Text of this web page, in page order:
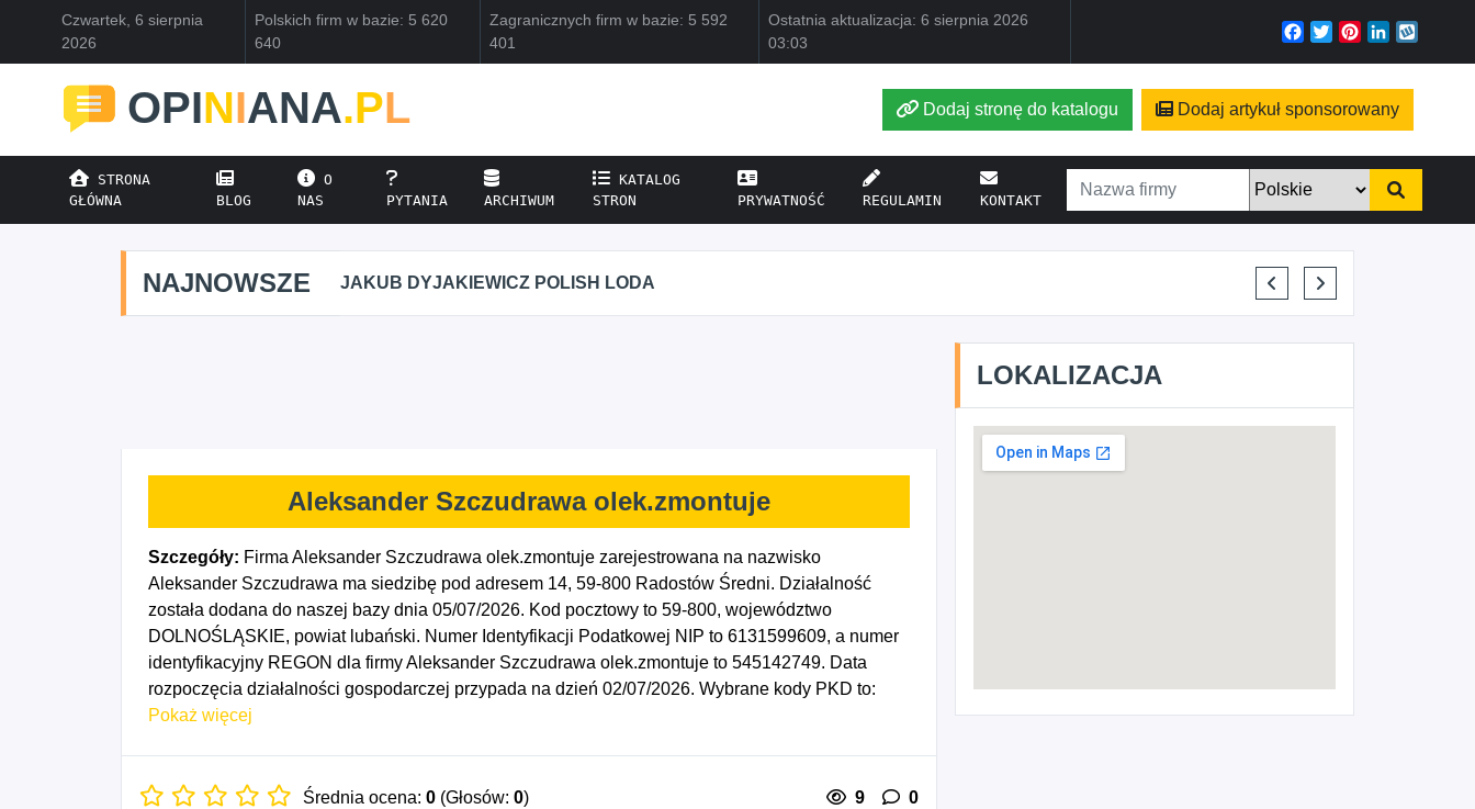
Czwartek, 6 sierpnia
2026
Polskich firm w bazie: 5 620
640
Zagranicznych firm w bazie: 5 592
401
Ostatnia aktualizacja: 6 sierpnia 2026
03:03
Facebook
TwitterPinterest
LinkedIn
OPINIANA.PL Dodaj stronę do katalogu Dodaj artykuł sponsorowany
STRONA
GŁÓWNA
BLOG
O
NAS
PYTANIA ARCHIWUM
KATALOG
STRON
PRYWATNOŚĆ REGULAMIN KONTAKT
NAJNOWSZE
JAKUB DYJAKIEWICZ POLISH LODA ELENA MAKARCHIK
Aleksander Szczudrawa olek.zmontuje
Szczegóły: Firma Aleksander Szczudrawa olek.zmontuje zarejestrowana na nazwisko
Aleksander Szczudrawa ma siedzibę pod adresem 14, 59-800 Radostów Średni. Działalność
została dodana do naszej bazy dnia 05/07/2026. Kod pocztowy to 59-800, województwo
DOLNOŚLĄSKIE, powiat lubański. Numer Identyfikacji Podatkowej NIP to 6131599609, a numer
identyfikacyjny REGON dla firmy Aleksander Szczudrawa olek.zmontuje to 545142749. Data
rozpoczęcia działalności gospodarczej przypada na dzień 02/07/2026. Wybrane kody PKD to:
5911Z - Działalność związana z produkcją filmów, nagrań wideo i programów telewizyjnych,
Pokaż więcej
Średnia ocena: 0 (Głosów: 0) 9 0
LOKALIZACJA